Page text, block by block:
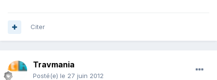
Citer
Travmania
Posté(e) le 27 juin 2012